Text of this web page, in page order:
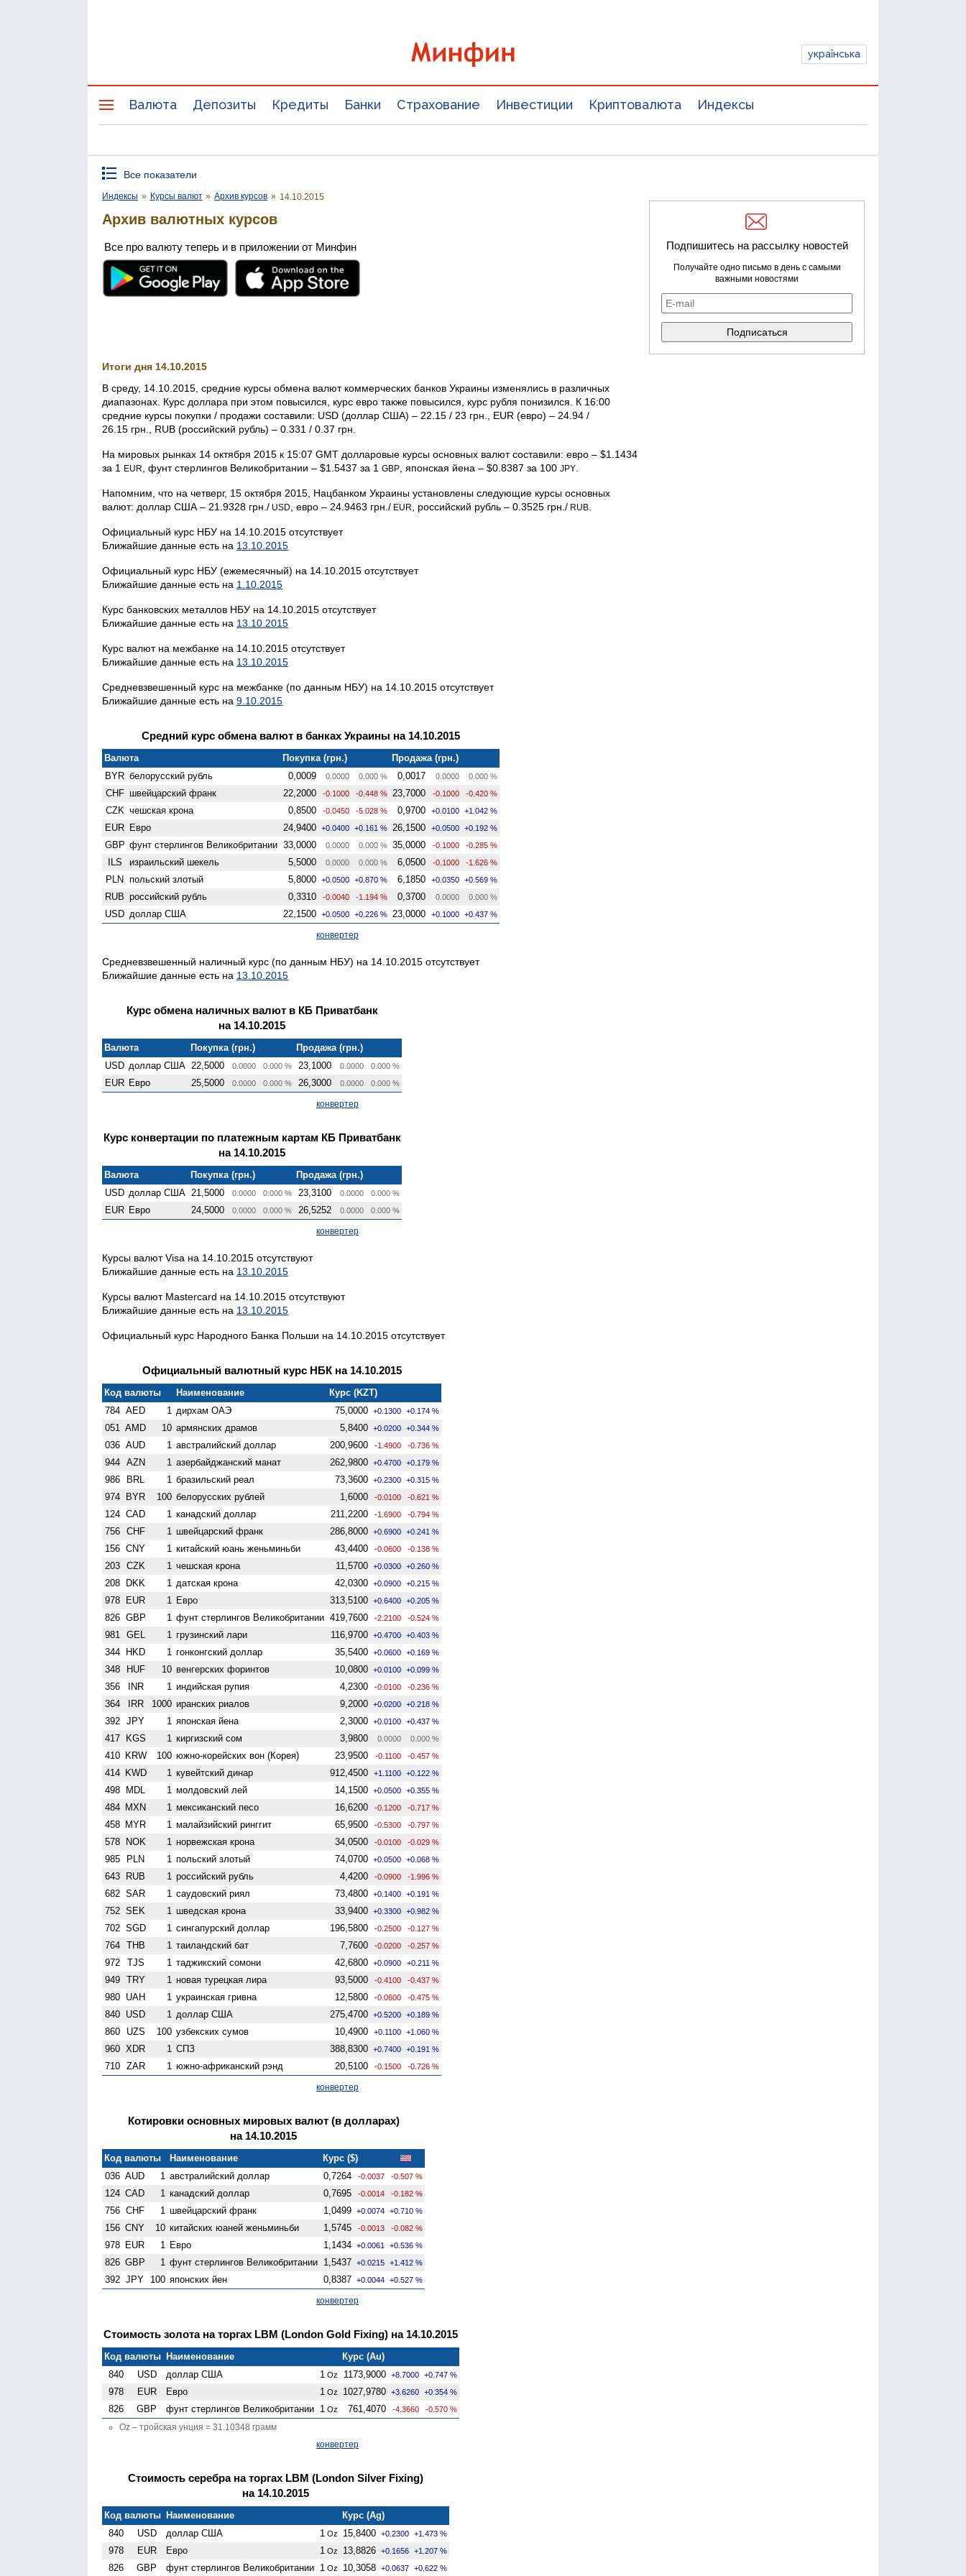
українська
Валюта Депозиты Кредиты Банки Страхование Инвестиции Криптовалюта Индексы
Все показатели
Индексы » Курсы валют » Архив курсов » 14.10.2015
Архив валютных курсов
Все про валюту теперь и в приложении от Минфин
Итоги дня 14.10.2015
В среду, 14.10.2015, средние курсы обмена валют коммерческих банков Украины изменялись в различных
диапазонах. Курс доллара при этом повысился, курс евро также повысился, курс рубля понизился. К 16:00
средние курсы покупки / продажи составили: USD (доллар США) – 22.15 / 23 грн., EUR (евро) – 24.94 /
26.15 грн., RUB (российский рубль) – 0.331 / 0.37 грн.
На мировых рынках 14 октября 2015 к 15:07 GMT долларовые курсы основных валют составили: евро – $1.1434
за 1 EUR , фунт стерлингов Великобритании – $1.5437 за 1 GBP , японская йена – $0.8387 за 100 JPY
Напомним, что на четверг, 15 октября 2015, Нацбанком Украины установлены следующие курсы основных
валют: доллар США – 21.9328 грн./ USD , евро – 24.9463 грн./ EUR , российский рубль – 0.3525 грн./ RUB
Официальный курс НБУ на 14.10.2015 отсутствует
Ближайшие данные есть на 13.10.2015
Официальный курс НБУ (ежемесячный) на 14.10.2015 отсутствует
Ближайшие данные есть на 1.10.2015
Курс банковских металлов НБУ на 14.10.2015 отсутствует
Ближайшие данные есть на 13.10.2015
Курс валют на межбанке на 14.10.2015 отсутствует
Ближайшие данные есть на 13.10.2015
Средневзвешенный курс на межбанке (по данным НБУ) на 14.10.2015 отсутствует
Ближайшие данные есть на 9.10.2015
Средний курс обмена валют в банках Украины на 14.10.2015
Валюта Покупка (грн.)
Продажа (грн.)
BYR белорусский рубль 0,0009 0.0000 0.000 % 0,0017 0.0000 0.000 %
CHF швейцарский франк 22,2000 -0.1000 -0.448 % 23,7000 -0.1000 -0.420 %
CZK чешская крона 0,8500 -0.0450 -5.028 % 0,9700 +0.0100 +1.042 %
EUR Евро 24,9400 +0.0400 +0.161 % 26,1500 +0.0500 +0.192 %
GBP фунт стерлингов Велико­британии 33,0000 0.0000 0.000 % 35,0000 -0.1000 -0.285 %
ILS израильский шекель 5,5000 0.0000 0.000 % 6,0500 -0.1000 -1.626 %
PLN польский злотый 5,8000 +0.0500 +0.870 % 6,1850 +0.0350 +0.569 %
RUB российский рубль 0,3310 -0.0040 -1.194 % 0,3700 0.0000 0.000 %
USD доллар США 22,1500 +0.0500 +0.226 % 23,0000 +0.1000 +0.437 %
конвертер
Средневзвешенный наличный курс (по данным НБУ) на 14.10.2015 отсутствует
Ближайшие данные есть на 13.10.2015
Курс обмена наличных валют в КБ Приватбанк
на 14.10.2015
Валюта Покупка (грн.)
Продажа (грн.)
USD доллар США 22,5000 0.0000 0.000 % 23,1000 0.0000 0.000 %
EUR Евро 25,5000 0.0000 0.000 % 26,3000 0.0000 0.000 %
конвертер
Курс конвертации по платежным картам КБ Приватбанк
на 14.10.2015
Валюта Покупка (грн.)
Продажа (грн.)
USD доллар США 21,5000 0.0000 0.000 % 23,3100 0.0000 0.000 %
EUR Евро 24,5000 0.0000 0.000 % 26,5252 0.0000 0.000 %
конвертер
Курсы валют Visa на 14.10.2015 отсутствуют
Ближайшие данные есть на 13.10.2015
Курсы валют Mastercard на 14.10.2015 отсутствуют
Ближайшие данные есть на 13.10.2015
Официальный курс Народного Банка Польши на 14.10.2015 отсутствует
Официальный валютный курс НБК на 14.10.2015
Код валюты Наименование
Курс (KZT)
784 AED 1 дирхам ОАЭ 75,0000 +0.1300 +0.174 %
051 AMD 10 армянских драмов 5,8400 +0.0200 +0.344 %
036 AUD 1 австралийский доллар 200,9600 -1.4900 -0.736 %
944 AZN 1 азербайджанский манат 262,9800 +0.4700 +0.179 %
986 BRL 1 бразильский реал 73,3600 +0.2300 +0.315 %
974 BYR 100 белорусских рублей 1,6000 -0.0100 -0.621 %
124 CAD 1 канадский доллар 211,2200 -1.6900 -0.794 %
756 CHF 1 швейцарский франк 286,8000 +0.6900 +0.241 %
156 CNY 1 китайский юань женьминьби 43,4400 -0.0600 -0.138 %
203 CZK 1 чешская крона 11,5700 +0.0300 +0.260 %
208 DKK 1 датская крона 42,0300 +0.0900 +0.215 %
978 EUR 1 Евро 313,5100 +0.6400 +0.205 %
826 GBP 1 фунт стерлингов Велико­британии 419,7600 -2.2100 -0.524 %
981 GEL 1 грузинский лари 116,9700 +0.4700 +0.403 %
344 HKD 1 гонконгский доллар 35,5400 +0.0600 +0.169 %
348 HUF 10 венгерских форинтов 10,0800 +0.0100 +0.099 %
356 INR 1 индийская рупия 4,2300 -0.0100 -0.236 %
364 IRR 1000 иранских риалов 9,2000 +0.0200 +0.218 %
392 JPY 1 японская йена 2,3000 +0.0100 +0.437 %
417 KGS 1 киргизский сом 3,9800 0.0000 0.000 %
410 KRW 100 южно-корейских вон (Корея) 23,9500 -0.1100 -0.457 %
414 KWD 1 кувейтский динар 912,4500 +1.1100 +0.122 %
498 MDL 1 молдовский лей 14,1500 +0.0500 +0.355 %
484 MXN 1 мексиканский песо 16,6200 -0.1200 -0.717 %
458 MYR 1 малайзийский ринггит 65,9500 -0.5300 -0.797 %
578 NOK 1 норвежская крона 34,0500 -0.0100 -0.029 %
985 PLN 1 польский злотый 74,0700 +0.0500 +0.068 %
643 RUB 1 российский рубль 4,4200 -0.0900 -1.996 %
682 SAR 1 саудовский риял 73,4800 +0.1400 +0.191 %
752 SEK 1 шведская крона 33,9400 +0.3300 +0.982 %
702 SGD 1 сингапурский доллар 196,5800 -0.2500 -0.127 %
764 THB 1 таиландский бат 7,7600 -0.0200 -0.257 %
972 TJS 1 таджикский сомони 42,6800 +0.0900 +0.211 %
949 TRY 1 новая турецкая лира 93,5000 -0.4100 -0.437 %
980 UAH 1 украинская гривна 12,5800 -0.0600 -0.475 %
840 USD 1 доллар США 275,4700 +0.5200 +0.189 %
860 UZS 100 узбекских сумов 10,4900 +0.1100 +1.060 %
960 XDR 1 СПЗ 388,8300 +0.7400 +0.191 %
710 ZAR 1 южно-африканский рэнд 20,5100 -0.1500 -0.726 %
конвертер
Котировки основных мировых валют (в долларах)
на 14.10.2015
Код валюты Наименование
Курс ($)
036 AUD 1 австралийский доллар 0,7264 -0.0037 -0.507 %
124 CAD 1 канадский доллар 0,7695 -0.0014 -0.182 %
756 CHF 1 швейцарский франк 1,0499 +0.0074 +0.710 %
156 CNY 10 китайских юаней женьминьби 1,5745 -0.0013 -0.082 %
978 EUR 1 Евро 1,1434 +0.0061 +0.536 %
826 GBP 1 фунт стерлингов Велико­британии 1,5437 +0.0215 +1.412 %
392 JPY 100 японских йен 0,8387 +0.0044 +0.527 %
конвертер
Стоимость золота на торгах LBM (London Gold Fixing) на 14.10.2015
Код валюты Наименование
Курс (Au)
840
USD доллар США 1 Oz 1173,9000 +8.7000 +0.747 %
978 EUR Евро 1 Oz 1027,9780 +3.6260 +0.354 %
826 GBP фунт стерлингов Велико­британии 1 Oz 761,4070 -4.3660 -0.570 %
Oz – тройская унция = 31.10348 грамм
конвертер
Стоимость серебра на торгах LBM (London Silver Fixing)
на 14.10.2015
Код валюты Наименование
Курс (Ag)
840
USD доллар США 1 Oz 15,8400 +0.2300 +1.473 %
978 EUR Евро 1 Oz 13,8826 +0.1656 +1.207 %
826 GBP фунт стерлингов Велико­британии 1 Oz 10,3058 +0.0637 +0.622 %
Подпишитесь на рассылку новостей
Получайте одно письмо в день с самыми
важными новостями